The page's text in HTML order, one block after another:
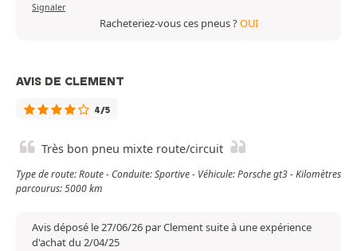
Signaler
Racheteriez-vous ces pneus ?OUI
AVIS DE CLEMENT
4/5
Très bon pneu mixte route/circuit
Type de route: Route - Conduite: Sportive - Véhicule: Porsche gt3 - Kilomètres
parcourus: 5000 km
Avis déposé le 27/06/26 par Clement suite à une expérience
d'achat du 2/04/25